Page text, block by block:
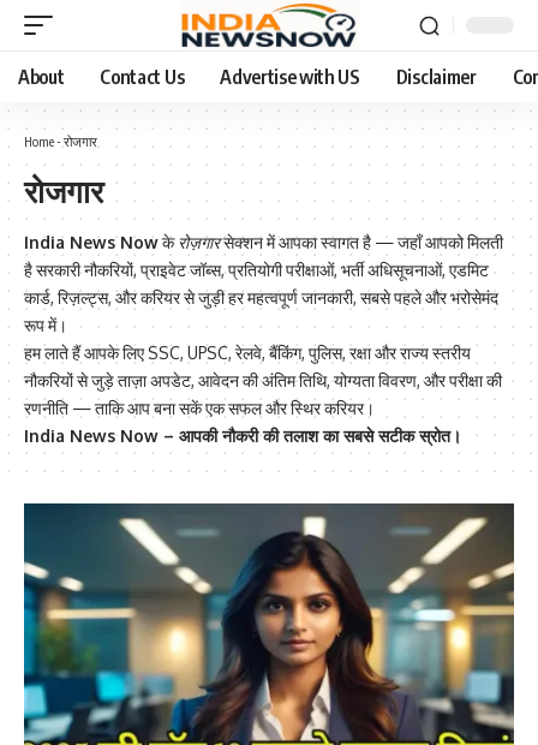
About Contact Us Advertise with US Disclaimer
Home- रोजगार
रोजगार
India News Nowकेरोज़गारसेक्शन में आपका स्वागत है — जहाँ आपको मिलती
है सरकारी नौकरियों, प्राइवेट जॉब्स, प्रतियोगी परीक्षाओं, भर्ती अधिसूचनाओं, एडमिट
कार्ड, रिज़ल्ट्स, और करियर से जुड़ी हर महत्वपूर्ण जानकारी, सबसे पहले और भरोसेमंद
रूप में।
हम लाते हैं आपके लिए SSC, UPSC, रेलवे, बैंकिंग, पुलिस, रक्षा और राज्य स्तरीय
नौकरियों से जुड़े ताज़ा अपडेट, आवेदन की अंतिम तिथि, योग्यता विवरण, और परीक्षा की
रणनीति — ताकि आप बना सकें एक सफल और स्थिर करियर।
India News Now – आपकी नौकरी की तलाश का सबसे सटीक स्रोत।